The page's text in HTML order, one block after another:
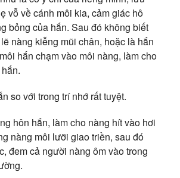
vỗ về cánh môi kia, cảm giác hô
bỏng của hắn. Sau đó không biết
nàng kiễng mũi chân, hoặc là hắn
hắn chạm vào môi nàng, làm cho
so với trong trí nhớ rất tuyệt.
hôn hắn, làm cho nàng hít vào hơi
nàng môi lưỡi giao triền, sau đó
đem cả người nàng ôm vào trong